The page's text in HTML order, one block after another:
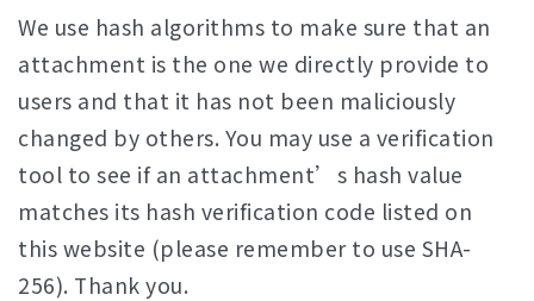
We use hash algorithms to make sure that an
attachment is the one we directly provide to
users and that it has not been maliciously
changed by others. You may use a verification
tool to see if an attachment’s hash value
matches its hash verification code listed on
this website (please remember to use SHA-
256). Thank you.